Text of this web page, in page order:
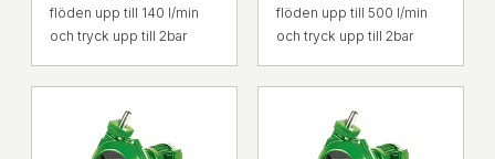
flöden upp till 140 l/min
och tryck upp till 2bar
flöden upp till 500 l/min
och tryck upp till 2bar